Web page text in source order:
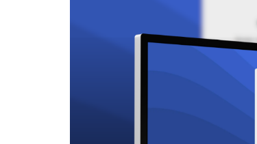
Personalidades da
Computação